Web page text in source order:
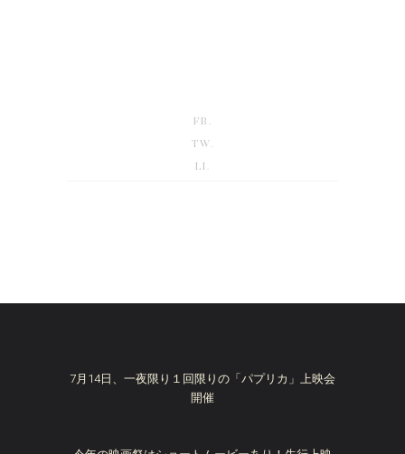
FB.
TW.
LI.
7月14日、一夜限り１回限りの「パプリカ」上映会
開催